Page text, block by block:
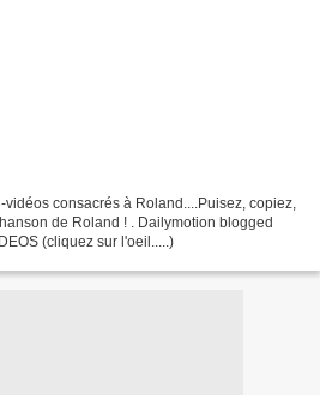
consacrés à Roland....Puisez, copiez,
de Roland ! . Dailymotion blogged
(cliquez sur l'oeil.....)